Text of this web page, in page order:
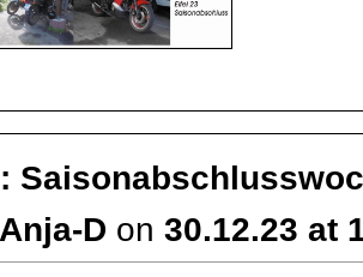
Anja-D on 30.12.23 at